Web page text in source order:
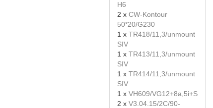
H6
2 x CW-Kontour
50*20/G230
1 x TR418/11,3/unmount
SIV
1 x TR413/11,3/unmount
SIV
1 x TR414/11,3/unmount
SIV
1 x VH609/VG12+8a,5i+S
2 x V3.04.15/2C/90-